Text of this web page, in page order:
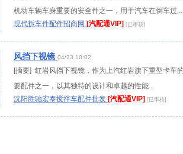
机动车辆车身重要的安全件之一，用于汽车在倒车过...
现代拆车件配件招商网 [汽配通VIP] [已审核]
风挡下视镜 04/23 10:02
[摘要] 红岩风挡下视镜，作为上汽红岩旗下重型卡车
要配件之一，以其独特的设计和卓越的性能...
沈阳胜驰宏泰搅拌车配件批发 [汽配通VIP] [已审核]